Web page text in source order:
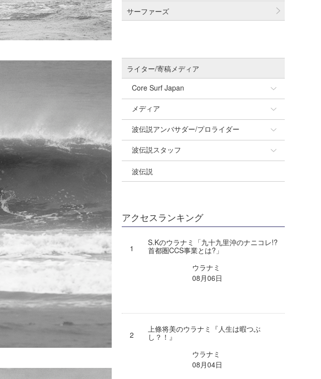
四国
サーファーズ
ライター/寄稿メディア
Core Surf Japan
Naoya Kimoto
mitsuteru Kamio
Yasunari Inoue
Yoshiyuki Obata
DELTA FORCE SURF
熊谷素子
メディア
SURFMEDIA
Colors MAGAZINE
WAVAL
波伝説アンバサダー/プロライダー
福島寿実子
中浦“JET”章
進士剛光
植村未来
喜納海人
波伝説スタッフ
☆加藤
Aichan
ECE
KID
KOBU
波伝説
アクセスランキング
S.Kのウラナミ「九十九里沖のナニコレ!?
首都圏CCS事業とは?」
ウラナミ
08月06日
上條将美のウラナミ『人生は暇つぶ
し？！』
ウラナミ
08月04日